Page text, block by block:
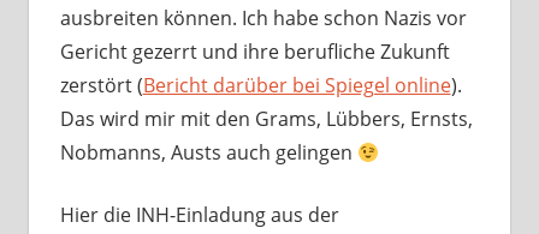
ausbreiten können. Ich habe schon Nazis vor
Gericht gezerrt und ihre berufliche Zukunft
zerstört (Bericht darüber bei Spiegel online).
Das wird mir mit den Grams, Lübbers, Ernsts,
Nobmanns, Austs auch gelingen
Hier die INH-Einladung aus der